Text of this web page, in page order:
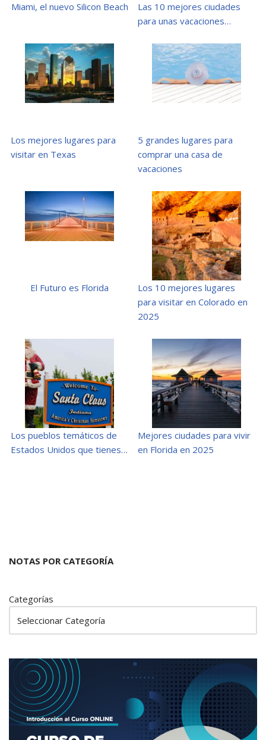
Miami, el nuevo Silicon Beach
Las 10 mejores ciudades
para unas vacaciones…
Los mejores lugares para
visitar en Texas
5 grandes lugares para
comprar una casa de
vacaciones
El Futuro es Florida
Los 10 mejores lugares
para visitar en Colorado en
2025
Los pueblos temáticos de
Estados Unidos que tienes…
Mejores ciudades para vivir
en Florida en 2025
NOTAS POR CATEGORÍA
Categorías